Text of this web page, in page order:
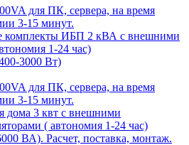
для ПК, сервера, на время
3-15 минут.
комплекты ИБП 2 кВА с внешними
1-24 час)
3000 Вт)
для ПК, сервера, на время
3-15 минут.
дома 3 квт с внешними
( автономия 1-24 час)
ВА). Расчет, поставка, монтаж.